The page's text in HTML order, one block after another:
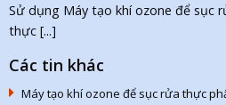
Sử dụng Máy tạo khí ozone để sục
thực [...]
Các tin khác
Máy tạo khí ozone để sục rửa thực